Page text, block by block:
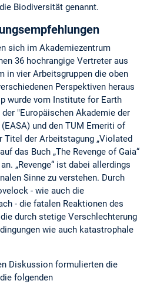
Biodiversität genannt.
sich im Akademiezentrum
36 hochrangige Vertreter aus
in vier Arbeitsgruppen die oben
Perspektiven heraus
wurde vom Institute for Earth
"Europäischen Akademie der
und den TUM Emeriti of
Titel der Arbeitstagung „Violated
das Buch „The Revenge of Gaia“
„Revenge“ ist dabei allerdings
Sinne zu verstehen. Durch
- wie auch die
- die fatalen Reaktionen des
durch stetige Verschlechterung
wie auch katastrophale
Diskussion formulierten die
folgenden